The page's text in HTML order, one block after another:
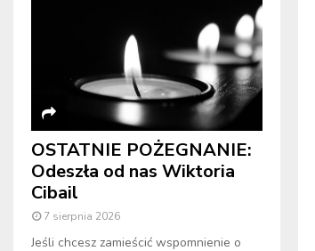
OSTATNIE POŻEGNANIE:
Odeszła od nas Wiktoria
Cibail
7 sierpnia 2026
Jeśli chcesz zamieścić wspomnienie o